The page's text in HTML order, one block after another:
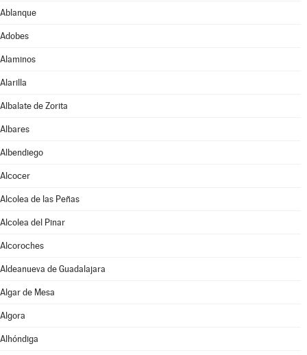
Ablanque
Adobes
Alaminos
Alarilla
Albalate de Zorita
Albares
Albendiego
Alcocer
Alcolea de las Peñas
Alcolea del Pinar
Alcoroches
Aldeanueva de Guadalajara
Algar de Mesa
Algora
Alhóndiga